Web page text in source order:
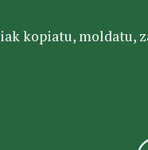
kopiatu, moldatu,